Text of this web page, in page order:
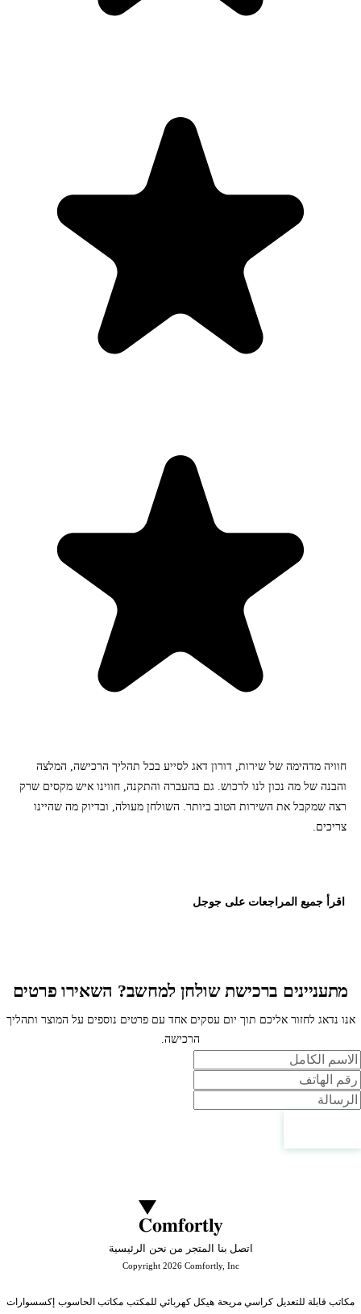
חוויה מדהימה של שירות, דורון דאג לסייע בכל תהליך הרכישה, המלצה
והבנה של מה נכון לנו לרכוש. גם בהעברה והתקנה, חווינו איש מקסים שרק
רצה שמקבל את השירות הטוב ביותר. השולחן מעולה, ובדיוק מה שהיינו
צריכים.
اقرأ جميع المراجعات على جوجل
מתעניינים ברכישת שולחן למחשב? השאירו פרטים
אנו נדאג לחזור אליכם תוך יום עסקים אחד עם פרטים נוספים על המוצר ותהליך
הרכישה.
الاسم
الهاتف
الرسالة
Comfortly
الرئيسية من نحن المتجر اتصل بنا
Copyright 2026 Comfortly, Inc
مكاتب قابلة للتعديل كراسي مريحة هيكل كهربائي للمكتب مكاتب الحاسوب إكسسوارات